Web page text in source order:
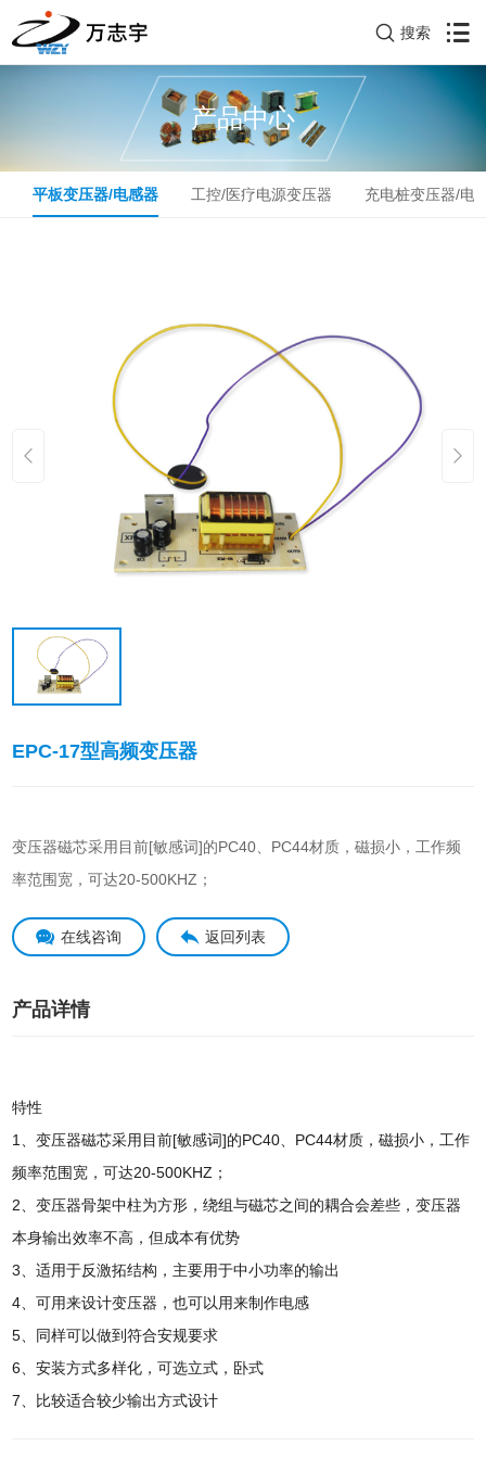
搜索
产品中心
平板变压器/电感器 工控/医疗电源变压器 充电桩变压器/电
EPC-17型高频变压器
变压器磁芯采用目前[敏感词]的PC40、PC44材质，磁损小，工作频
率范围宽，可达20-500KHZ；
在线咨询 返回列表
产品详情
特性
1、变压器磁芯采用目前[敏感词]的PC40、PC44材质，磁损小，工作
频率范围宽，可达20-500KHZ；
2、变压器骨架中柱为方形，绕组与磁芯之间的耦合会差些，变压器
本身输出效率不高，但成本有优势
3、适用于反激拓结构，主要用于中小功率的输出
4、可用来设计变压器，也可以用来制作电感
5、同样可以做到符合安规要求
6、安装方式多样化，可选立式，卧式
7、比较适合较少输出方式设计